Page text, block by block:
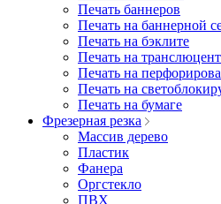
Печать баннеров
Печать на баннерной
Печать на бэклите
Печать на
Печать на
Печать на
Печать на бумаге
Фрезерная резка
Массив дерево
Пластик
Фанера
Оргстекло
ПВХ